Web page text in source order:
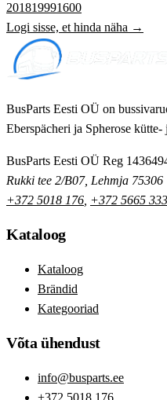
201819991600
Logi sisse, et hinda näha →
BusParts Eesti OÜ on
Eberspächeri ja Spherose
BusParts Eesti OÜ Reg
Rukki tee 2/B07, Lehmja 75306
+372 5018 176 +372 5665
Kataloog
Kataloog
Brändid
Kategooriad
Võta ühendust
info@busparts.ee
+372 5018 176